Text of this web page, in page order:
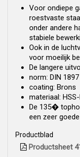
Voor ondiepe
roestvaste
onder andere
stabiele
Ook in de
voor moeilijk
De langere
norm: DIN 1897
coating: Brons
materiaal:
De 135�
een zeer
Productblad
Productsheet